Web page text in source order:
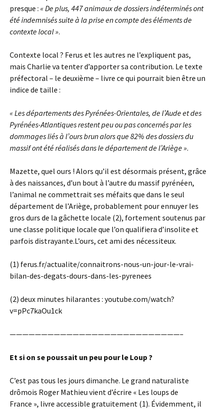
presque : « De plus, 447 animaux de dossiers indéterminés ont
été indemnisés suite à la prise en compte des éléments de
contexte local ».
Contexte local ? Ferus et les autres ne l’expliquent pas,
mais Charlie va tenter d’apporter sa contribution. Le texte
préfectoral – le deuxième – livre ce qui pourrait bien être un
indice de taille :
« Les départements des Pyrénées-Orientales, de l’Aude et des
Pyrénées-Atlantiques restent peu ou pas concernés par les
dommages liés à l’ours brun alors que 82% des dossiers du
massif ont été réalisés dans le département de l’Ariège ».
Mazette, quel ours ! Alors qu’il est désormais présent, grâce
à des naissances, d’un bout à l’autre du massif pyrénéen,
l’animal ne commettrait ses méfaits que dans le seul
département de l’Ariège, probablement pour ennuyer les
gros durs de la gâchette locale (2), fortement soutenus par
une classe politique locale que l’on qualifiera d’insolite et
parfois distrayante.L’ours, cet ami des nécessiteux.
(1) ferus.fr/actualite/connaitrons-nous-un-jour-le-vrai-
bilan-des-degats-dours-dans-les-pyrenees
(2) deux minutes hilarantes : youtube.com/watch?
v=pPc7kaOu1ck
———————————————————————————–
Et si on se poussait un peu pour le Loup ?
C’est pas tous les jours dimanche. Le grand naturaliste
drômois Roger Mathieu vient d’écrire « Les loups de
France », livre accessible gratuitement (1). Évidemment, il